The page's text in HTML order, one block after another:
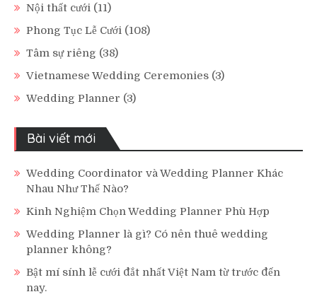
Nội thất cưới (11)
Phong Tục Lễ Cưới (108)
Tâm sự riêng (38)
Vietnamese Wedding Ceremonies (3)
Wedding Planner (3)
Bài viết mới
Wedding Coordinator và Wedding Planner Khác
Nhau Như Thế Nào?
Kinh Nghiệm Chọn Wedding Planner Phù Hợp
Wedding Planner là gì? Có nên thuê wedding
planner không?
Bật mí sính lễ cưới đắt nhất Việt Nam từ trước đến
nay.